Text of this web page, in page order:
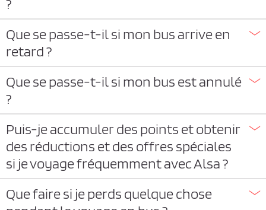
Que se passe-t-il si mon bus arrive en
retard ?
Que se passe-t-il si mon bus est annulé
?
Puis-je accumuler des points et obtenir
des réductions et des offres spéciales
si je voyage fréquemment avec Alsa ?
Que faire si je perds quelque chose